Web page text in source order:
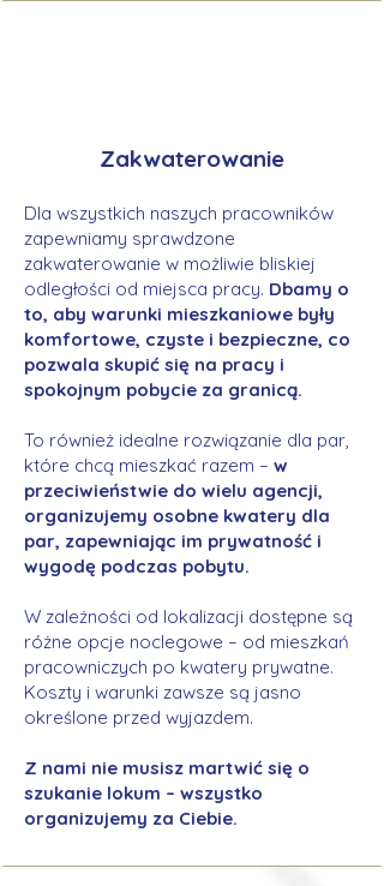
Zakwaterowanie
Dla wszystkich naszych pracowników
zapewniamy sprawdzone
zakwaterowanie w możliwie bliskiej
odległości od miejsca pracy. Dbamy o
to, aby warunki mieszkaniowe były
komfortowe, czyste i bezpieczne, co
pozwala skupić się na pracy i
spokojnym pobycie za granicą.
To również idealne rozwiązanie dla par,
które chcą mieszkać razem – w
przeciwieństwie do wielu agencji,
organizujemy osobne kwatery dla
par, zapewniając im prywatność i
wygodę podczas pobytu.
W zależności od lokalizacji dostępne są
różne opcje noclegowe – od mieszkań
pracowniczych po kwatery prywatne.
Koszty i warunki zawsze są jasno
określone przed wyjazdem.
Z nami nie musisz martwić się o
szukanie lokum – wszystko
organizujemy za Ciebie.